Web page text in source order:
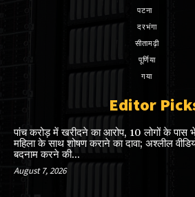
पटना
दरभंगा
सीतामढ़ी
पूर्णिया
गया
Editor
पांच करोड़ में खरीदने का आरोप, 10 लोगों के
महिला के साथ शोषण कराने का दावा; अश्लील
बदनाम करने की...
August 7, 2026